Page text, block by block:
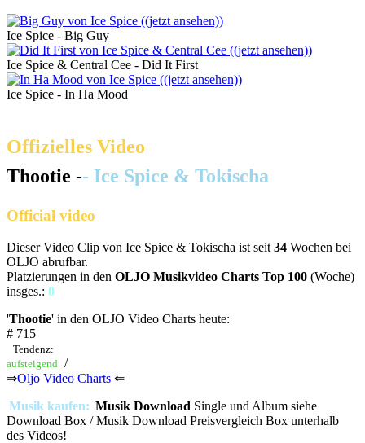
Ice Spice - Big Guy
Ice Spice & Central Cee - Did It First
Ice Spice - In Ha Mood
Offizielles Video
Thootie -- Ice Spice & Tokischa
Official video
Dieser Video Clip von Ice Spice & Tokischa ist seit 34 Wochen bei
OLJO abrufbar.
Platzierungen in den OLJO Musikvideo Charts Top 100 (Woche)
insges.: 0
'Thootie' in den OLJO Video Charts heute:
# 715
Tendenz:
aufsteigend /
⇒Oljo Video Charts ⇐
Musik kaufen: Musik Download Single und Album siehe
Download Box / Musik Download Preisvergleich Box unterhalb
des Videos!